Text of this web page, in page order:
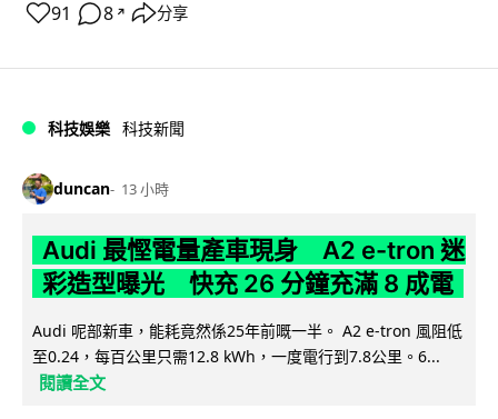
91 8 ↗ 分享
科技娛樂 科技新聞
duncan 13 小時
Audi 最慳電量產車現身 A2 e-tron 迷
彩造型曝光 快充 26 分鐘充滿 8 成電
Audi 呢部新車，能耗竟然係25年前嘅一半。 A2 e-tron 風阻低
至0.24，每百公里只需12.8 kWh，一度電行到7.8公里。6...
閱讀全文